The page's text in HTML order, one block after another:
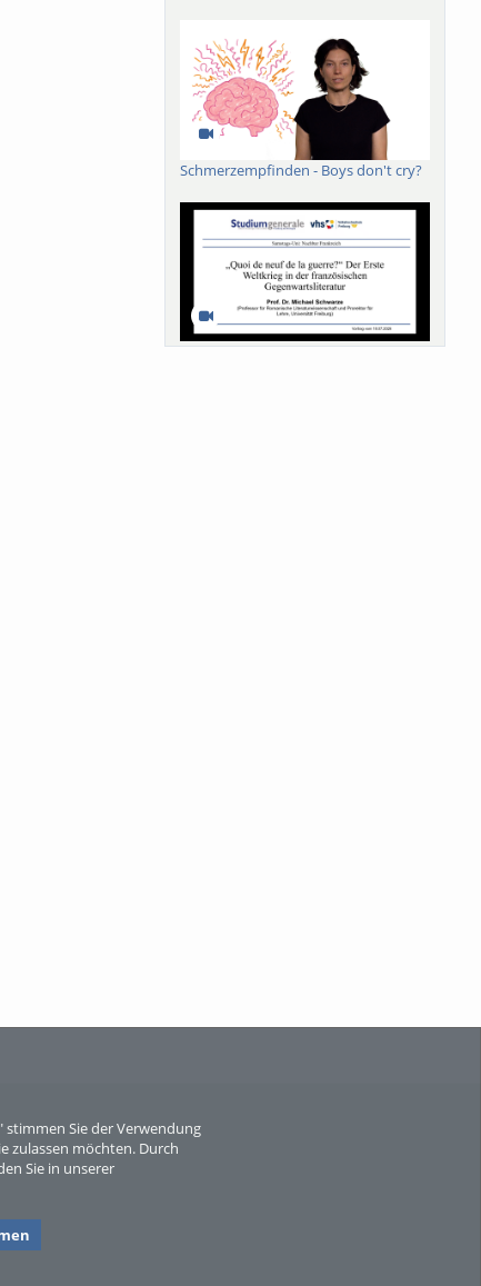
Sie der Verwendung
zulassen möchten. Durch
Sie in unserer
Schmerzempfinden - Boys don't cry?
Sa-Uni SoSe 26 (12) Schwarze
Sperber